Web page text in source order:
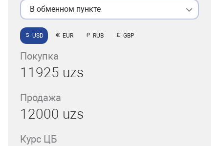
В обменном пункте
USD EUR RUB GBP
Покупка
11925 uzs
Продажа
12000 uzs
Курс ЦБ